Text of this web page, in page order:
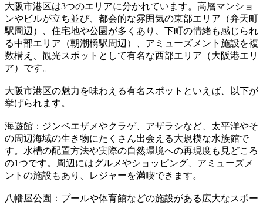
大阪市港区は3つのエリアに分かれています。高層マンショ
ンやビルが立ち並び、都会的な雰囲気の東部エリア（弁天町
駅周辺）、住宅地や公園が多くあり、下町の情緒も感じられ
る中部エリア（朝潮橋駅周辺）、アミューズメント施設を複
数構え、観光スポットとして有名な西部エリア（大阪港エリ
ア）です。
大阪市港区の魅力を味わえる有名スポットといえば、以下が
挙げられます。
海遊館：ジンベエザメやクラゲ、アザラシなど、太平洋やそ
の周辺海域の生き物にたくさん出会える大規模な水族館で
す。水槽の配置方法や実際の自然環境への再現度も見どころ
の1つです。周辺にはグルメやショッピング、アミューズメ
ントの施設もあり、レジャーを満喫できます。
八幡屋公園：プールや体育館などの施設がある広大なスポー